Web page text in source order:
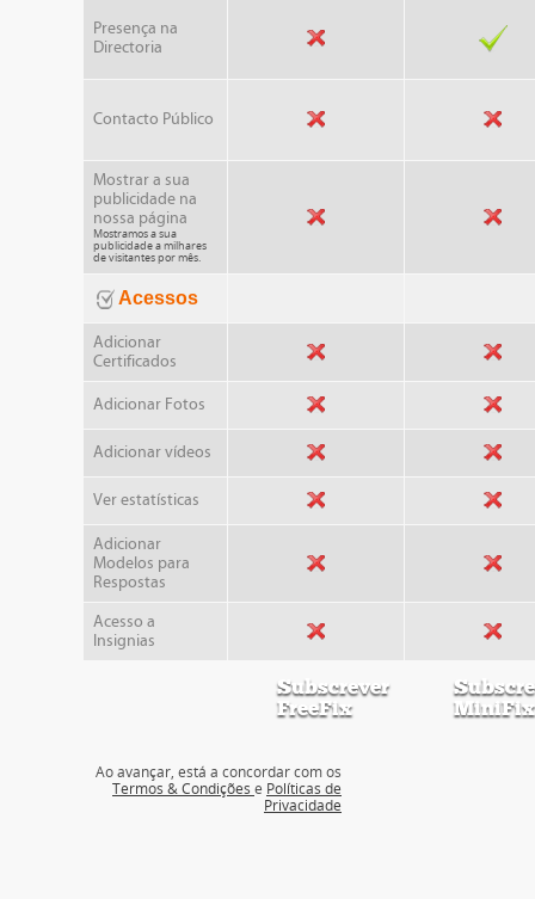
Presença na
Directoria
Contacto Público
Mostrar a sua
publicidade na
nossa página
Mostramos a sua
publicidade a milhares
de visitantes por mês.
Acessos
Adicionar
Certificados
Adicionar Fotos
Adicionar vídeos
Ver estatísticas
Adicionar
Modelos para
Respostas
Acesso a
Insignias
Subscrever
FreeFix
MiniFix
Ao avançar, está a concordar com os
Termos & Condições e Políticas de
Privacidade